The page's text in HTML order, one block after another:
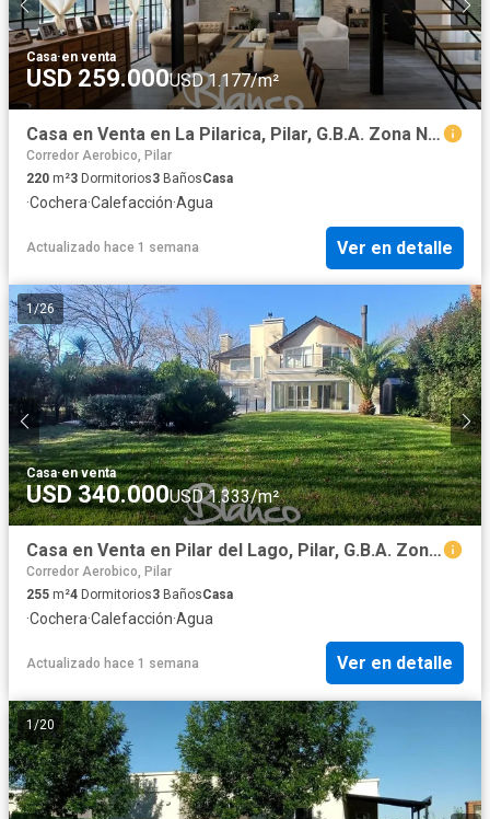
Casa·en venta
USD 259.000USD 1.177/m²
Casa en Venta en La Pilarica, Pilar, G.B.A. Zona Norte, Argentina
Corredor Aerobico, Pilar
220 m²3 Dormitorios3 BañosCasa
·Cochera·Calefacción·Agua
Actualizado hace 1 semana Ver en detalle
1/26
Casa·en venta
USD 340.000USD 1.333/m²
Casa en Venta en Pilar del Lago, Pilar, G.B.A. Zona Norte, Argentina
Corredor Aerobico, Pilar
255 m²4 Dormitorios3 BañosCasa
·Cochera·Calefacción·Agua
Actualizado hace 1 semana Ver en detalle
1/20